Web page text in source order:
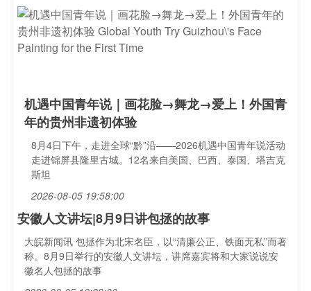
机遇中国青年说｜画花脸→舞龙→爱上！外国青
年的贵州非遗初体验
8月4日下午，走进全球“黔”沿——2026机遇中国青年说活动
走进锦屏县隆里古城。12名来自美国、巴西、泰国、塔吉克
斯坦
2026-08-05 19:58:00
安徽人文讲坛|8月9日讲包拯的故事
大皖新闻讯 包拯作为北宋名臣，以“清廉公正、铁面无私”而著
称。8月9日举行的安徽人文讲坛，讲席嘉宾将和大家说说安
徽名人包拯的故事